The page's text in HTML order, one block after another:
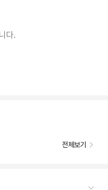
다.
전체보기